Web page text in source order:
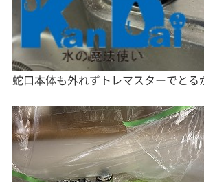
蛇口本体も外れずトレマスターでとる